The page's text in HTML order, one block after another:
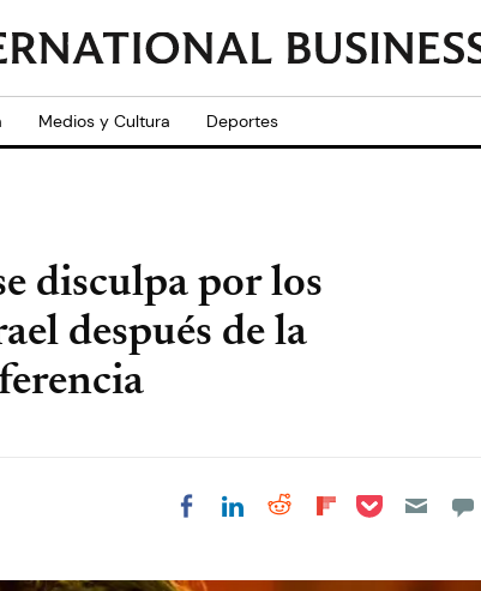
Medios y Cultura Deportes
disculpa por los
después de la
Share on Facebook
Share on LinkedIn
Share on Reddit
Share on
Share on Pocket